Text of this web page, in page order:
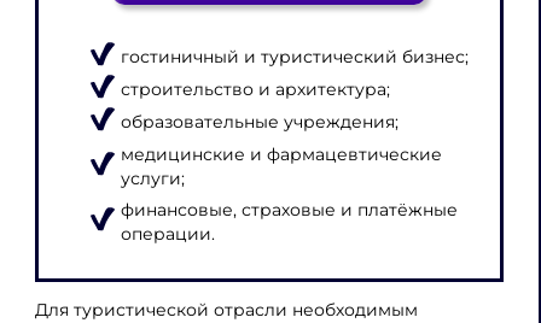
гостиничный и туристический бизнес;
строительство и архитектура;
образовательные учреждения;
медицинские и фармацевтические
услуги;
финансовые, страховые и платёжные
операции.
Для туристической отрасли необходимым